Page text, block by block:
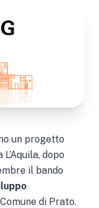
un progetto
dopo
il bando
di Prato.